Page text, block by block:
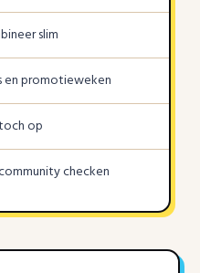
slim
en promotieweken
op
checken